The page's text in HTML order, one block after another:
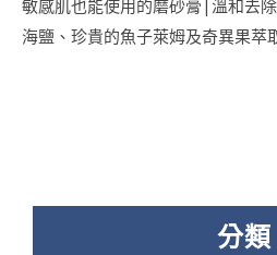
敏感肌也能使用的磨砂膏|溫和去
海鹽、珍貴的魚子萊姆及奇異果萃
分類